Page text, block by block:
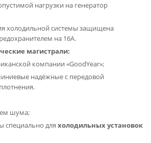
нагрузки на генератор
холодильной системы защищена
на 16А.
магистрали:
компании «GoodYear»;
надёжные с передовой
шума;
специально для холодильных установок